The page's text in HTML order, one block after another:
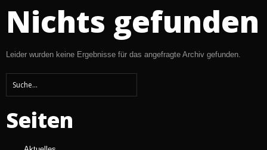
Nichts gefunden
Leider wurden keine Ergebnisse für das angefragte Archiv gefunden.
Seiten